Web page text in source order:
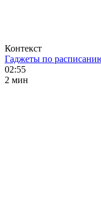
Контекст
Гаджеты по
02:55
2 мин